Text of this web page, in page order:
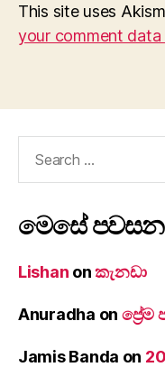
This site uses
your comment data
මෙසේ පවසන
Lishan onකැනඩා
Anuradha on ප්‍රේම
Jamis Banda on